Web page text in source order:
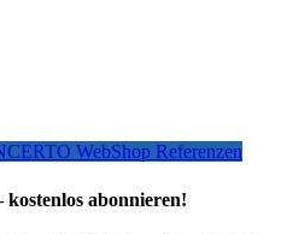
WebShop Referenzen
abonnieren!